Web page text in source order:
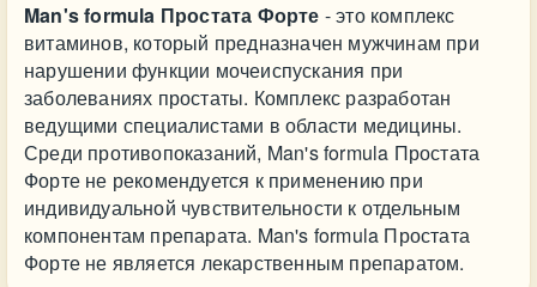
Man's formula Простата Форте - это комплекс
витаминов, который предназначен мужчинам при
нарушении функции мочеиспускания при
заболеваниях простаты. Комплекс разработан
ведущими специалистами в области медицины.
Среди противопоказаний, Man's formula Простата
Форте не рекомендуется к применению при
индивидуальной чувствительности к отдельным
компонентам препарата. Man's formula Простата
Форте не является лекарственным препаратом.